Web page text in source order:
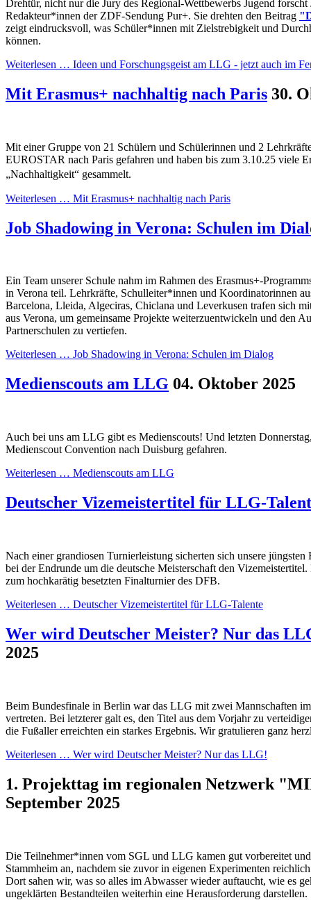
Drehtür, nicht nur die Jury des Regional-Wettbewerbs Jugend
Redakteur*innen der ZDF-Sendung Pur+. Sie drehten den Beitrag
zeigt eindrucksvoll, was Schüler*innen mit Zielstrebigkeit und
können.
Weiterlesen … Ideen und Forschungsgeist am LLG - jetzt auch im
Mit Erasmus+ nachhaltig nach Paris 30.
Mit einer Gruppe von 21 Schülern und Schülerinnen und 2
EUROSTAR nach Paris gefahren und haben bis zum 3.10.25 viele
„Nachhaltigkeit“ gesammelt.
Weiterlesen … Mit Erasmus+ nachhaltig nach Paris
Job Shadowing in Verona: Schulen im
Ein Team unserer Schule nahm im Rahmen des Erasmus+-
in Verona teil. Lehrkräfte, Schulleiter*innen und Koordinatorinnen
Barcelona, Lleida, Algeciras, Chiclana und Leverkusen trafen sich
aus Verona, um gemeinsame Projekte weiterzuentwickeln und den
Partnerschulen zu vertiefen.
Weiterlesen … Job Shadowing in Verona: Schulen im Dialog
Medienscouts am LLG 04. Oktober 2025
Auch bei uns am LLG gibt es Medienscouts! Und letzten
Medienscout Convention nach Duisburg gefahren.
Weiterlesen … Medienscouts am LLG
Deutscher Vizemeistertitel für LLG-
Nach einer grandiosen Turnierleistung sicherten sich unsere
bei der Endrunde um die deutsche Meisterschaft den Vizemeistertitel.
zum hochkarätig besetzten Finalturnier des DFB.
Weiterlesen … Deutscher Vizemeistertitel für LLG-Talente
Wer wird Deutscher Meister? Nur das
2025
Beim Bundesfinale in Berlin war das LLG mit zwei Mannschaften
vertreten. Bei letzterer galt es, den Titel aus dem Vorjahr zu
die Fußaller erreichten ein starkes Ergebnis. Wir gratulieren ganz
Weiterlesen … Wer wird Deutscher Meister? Nur das LLG!
1. Projekttag im regionalen Netzwerk
September 2025
Die Teilnehmer*innen vom SGL und LLG kamen gut vorbereitet
Stammheim an, nachdem sie zuvor in eigenen Experimenten
Dort sahen wir, was so alles im Abwasser wieder auftaucht, wie es
ungeklärten Bestandteilen weiterhin eine Herausforderung darstellen.